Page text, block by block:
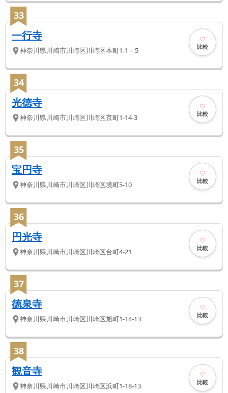
33
一行寺
神奈川県川崎市川崎区川崎区本町1-1－5 比較
34
光徳寺
神奈川県川崎市川崎区川崎区京町1-14-3 比較
35
宝円寺
神奈川県川崎市川崎区川崎区境町5-10 比較
36
円光寺
神奈川県川崎市川崎区川崎区台町4-21 比較
37
徳泉寺
神奈川県川崎市川崎区川崎区旭町1-14-13 比較
38
観音寺
神奈川県川崎市川崎区川崎区浜町1-18-13 比較